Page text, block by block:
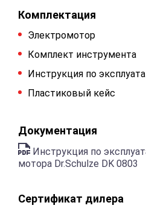
Комплектация
Электромотор
Комплект инструмента
Инструкция по
Пластиковый кейс
Документация
Инструкция по
мотора Dr.Schulze DK 0803
Сертификат дилера